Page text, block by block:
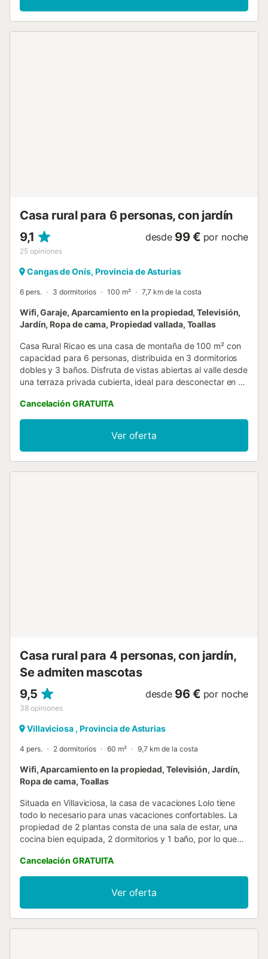
una pista de tenis a 15 minutos a pie del establecimiento.
Casa rural para 6 personas, con jardín
9,1
25 opiniones
desde 99 € por noche
Cangas de Onís, Provincia de Asturias
6 pers. 3 dormitorios 100 m² 7,7 km de la costa
Wifi, Garaje, Aparcamiento en la propiedad, Televisión,
Jardín, Ropa de cama, Propiedad vallada, Toallas
Casa Rural Ricao es una casa de montaña de 100 m² con
capacidad para 6 personas, distribuida en 3 dormitorios
dobles y 3 baños. Disfruta de vistas abiertas al valle desde
una terraza privada cubierta, ideal para desconectar en un
totalmente equipada, calefacción, WiFi con buena
cobertura para videollamadas, TV con cable y jardín
privado vallado. Dispone de aparcamiento gratuito en el
propio alojamiento (hasta 3 plazas). En el exterior
encontrarás un banco de madera y una mesa de picnic
Cancelación GRATUITA
Ver oferta
Casa rural para 4 personas, con jardín,
Se admiten mascotas
9,5
38 opiniones
desde 96 € por noche
Villaviciosa , Provincia de Asturias
4 pers. 2 dormitorios 60 m² 9,7 km de la costa
Wifi, Aparcamiento en la propiedad, Televisión, Jardín,
Ropa de cama, Toallas
Situada en Villaviciosa, la casa de vacaciones Lolo tiene
todo lo necesario para unas vacaciones confortables. La
propiedad de 2 plantas consta de una sala de estar, una
cocina bien equipada, 2 dormitorios y 1 baño, por lo que
incluyen Wi-Fi, televisión y lavadora. También hay una
cuna disponible. Este alquiler vacacional cuenta con un
espacio exterior privado con jardín y barbacoa. Hay una
plaza de aparcamiento disponible en el recinto. Se permite
solamente una mascota por reserva. No se permite fumar
Cancelación GRATUITA
Ver oferta